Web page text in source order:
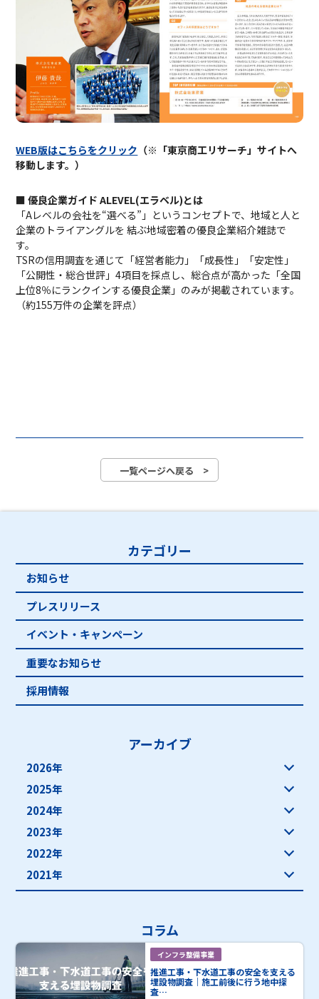
WEB版はこちらをクリック （※「東京商工リサーチ」サイトへ
移動します。）
■ 優良企業ガイド ALEVEL(エラベル)とは
「Aレベルの会社を“選べる”」というコンセプトで、地域と人と
企業のトライアングルを 結ぶ地域密着の優良企業紹介雑誌で
す。
TSRの信用調査を通じて「経営者能力」「成長性」「安定性」
「公開性・総合世評」4項目を採点し、総合点が高かった「全国
上位8％にランクインする優良企業」のみが掲載されています。
（約155万件の企業を評点）
一覧ページへ戻る >
カテゴリー
お知らせ
プレスリリース
イベント・キャンペーン
重要なお知らせ
採用情報
アーカイブ
2026年
2025年
2024年
2023年
2022年
2021年
コラム
インフラ整備事業
推進工事・下水道工事の安全を支える
埋設物調査｜施工前後に行う地中探
査…